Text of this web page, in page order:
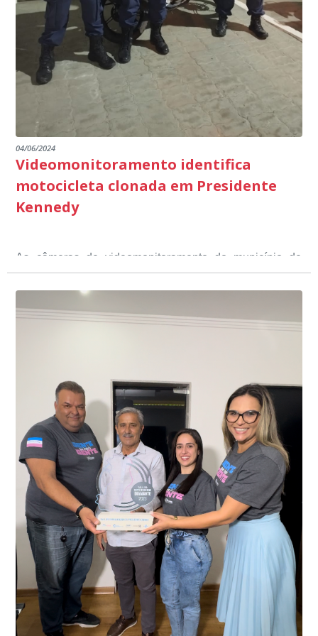
Ministério Público através de depoimentos
emocionantes de pais e professores no decorrer da
escuta pública.
dialogada em prol do desenvolvimento educacional.
04/06/2024
Videomonitoramento identifica
motocicleta clonada em Presidente
Kennedy
As câmeras de videomonitoramento do município de
Presidente Kennedy identificaram neste fim de semana,
01 de junho, uma motocicleta com indícios de
adulteração, imediatamente, a central de
videomonitoramento acionou a Guarda Civil Municipal,
Durante a abordagem a adulteração foi comprovada,
através da conferência do Chassi, a motocicleta, bem
conta do sistema de videomonitoramento instalado
recentemente em todo o município de Presidente
Kennedy, o sistema é integrado com outros municípios
do país, sendo possível a identificação de veículos por
meio do cruzamento de informações, nesse caso
específico, com dados de uma cidade do Estado do Rio
de Janeiro.
“Mais de 100 câmeras foram instaladas na sede e no
interior de Presidente Kennedy, garantindo mais
segurança à população, seja nas ruas, no comércio, os
produtores agropecuários. Estamos no rumo certo,
parabéns a todos os servidores que contribuem para a
segurança da nossa cidade”, destaca o prefeito Dorlei
Fontão.